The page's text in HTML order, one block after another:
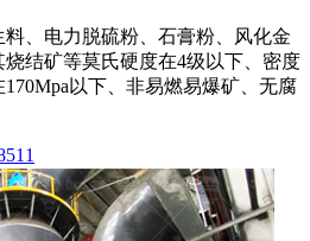
、电力脱硫粉、石膏粉、风化金
结矿等莫氏硬度在4级以下、密度
以下、非易燃易爆矿、无腐